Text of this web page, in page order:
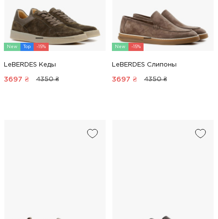
New Top -15%
LeBERDES Кеды
3697 ₴ 4350 ₴
New -15%
LeBERDES Слипоны
3697 ₴ 4350 ₴